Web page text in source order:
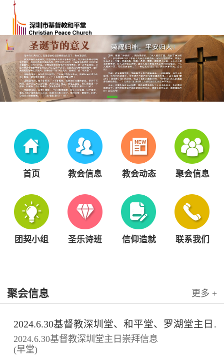
首页 教会信息 教会动态 聚会信息
团契小组 圣乐诗班 信仰造就 联系我们
聚会信息 更多 +
2024.6.30基督教深圳堂、和平堂、罗湖堂主日崇拜信息
2024.6.30基督教深圳堂主日崇拜信息
(早堂)